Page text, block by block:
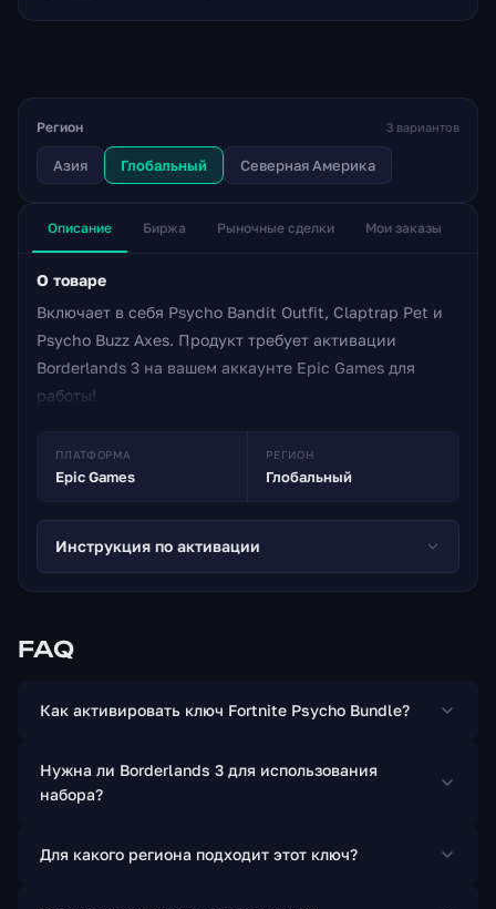
Регион 3 вариантов
Азия Глобальный Северная Америка
Описание Биржа Рыночные сделки Мои заказы
О товаре
Включает в себя Psycho Bandit Outfit, Claptrap Pet и
Psycho Buzz Axes. Продукт требует активации
Borderlands 3 на вашем аккаунте Epic Games для
работы!
ПЛАТФОРМА
Epic Games
РЕГИОН
Глобальный
Инструкция по активации
FAQ
Как активировать ключ Fortnite Psycho Bundle?
Нужна ли Borderlands 3 для использования
набора?
Для какого региона подходит этот ключ?